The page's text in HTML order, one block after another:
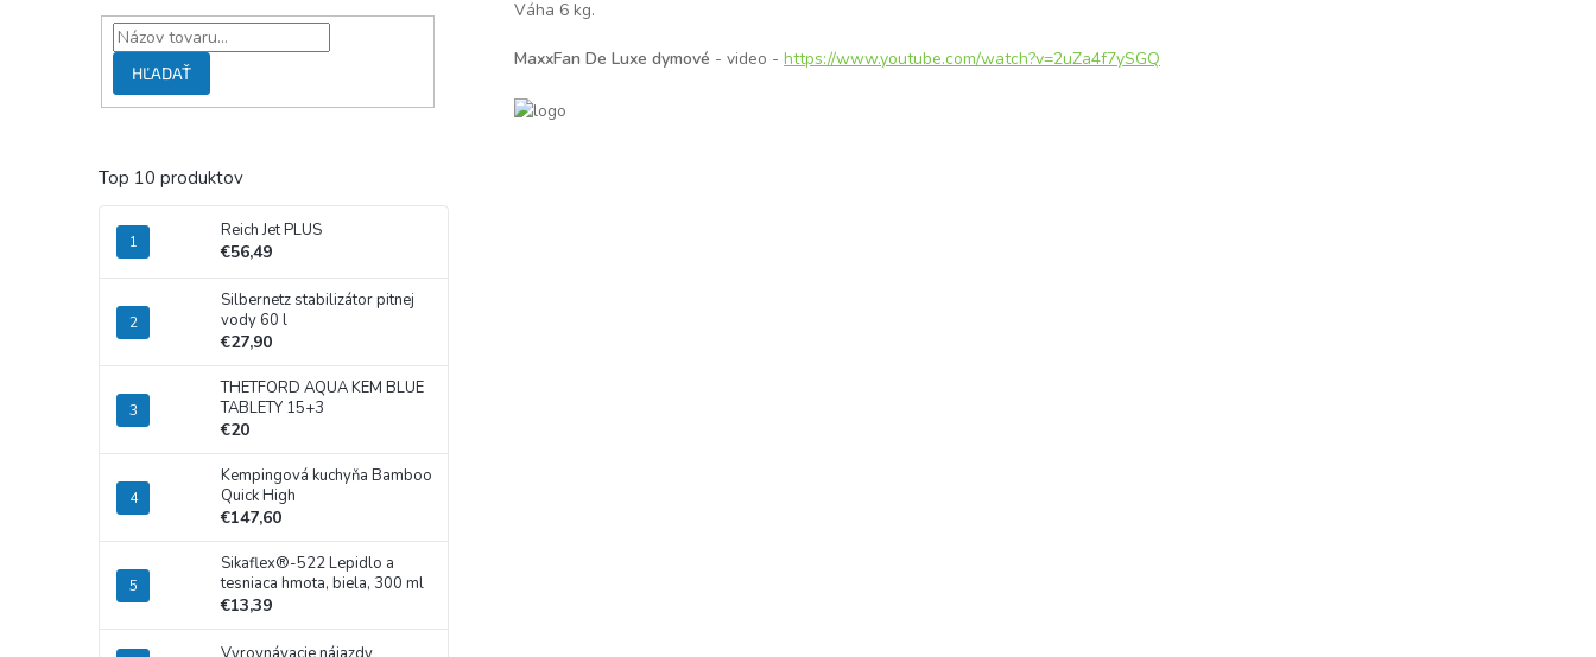
HĽADAŤ
Top 10 produktov
Reich Jet PLUS
€56,49
Silbernetz stabilizátor pitnej
vody 60 l
€27,90
THETFORD AQUA KEM BLUE
TABLETY 15+3
€20
Kempingová kuchyňa Bamboo
Quick High
€147,60
Sikaflex®-522 Lepidlo a
tesniaca hmota, biela, 300 ml
€13,39
Váha 6 kg.
MaxxFan De Luxe dymové - video - https://www.youtube.com/watch?v=2uZa4f7ySGQ